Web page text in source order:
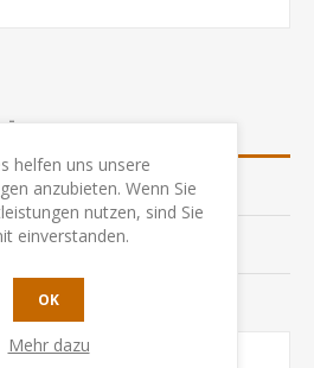
ÜBERSICHT
SIE UNS
helfen uns unsere
anzubieten. Wenn Sie
nutzen, sind Sie
einverstanden.
OK
Mehr dazu